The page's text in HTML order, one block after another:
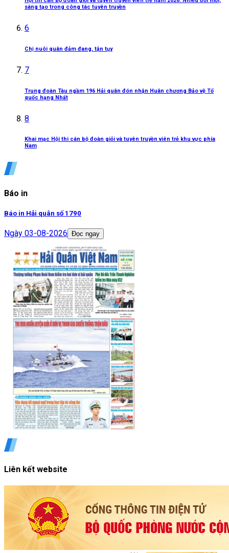
sáng tạo trong công tác tuyên truyền
6
Chị nuôi quân đảm đang, tận tụy
7
Trung đoàn Tàu ngầm 196 Hải quân đón nhận Huân chương Bảo vệ Tổ
quốc hạng Nhất
8
Khai mạc Hội thi cán bộ đoàn giỏi và tuyên truyền viên trẻ khu vực phía
Nam
Báo in
Báo in Hải quân số 1790
Ngày 03-08-2026 Đọc ngay
Liên kết website